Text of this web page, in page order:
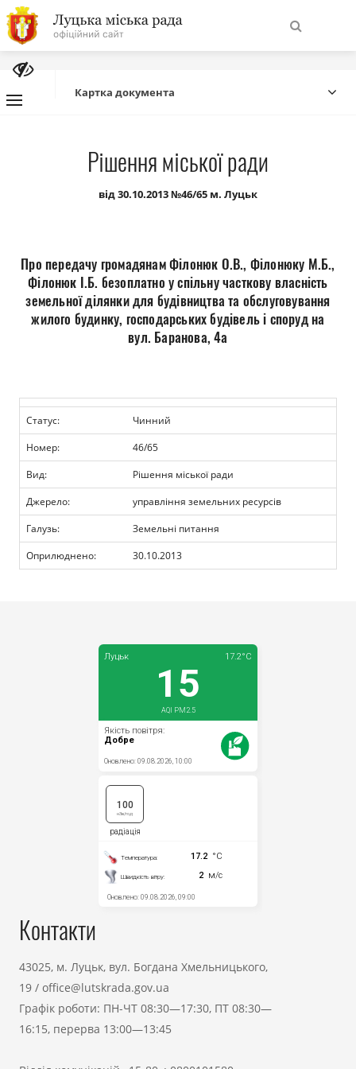
На
головну
сайту
Про місто
Міська влада
Бюджет
Публічна інформація
Документи
Картка документа
Рішення міської ради
від 30.10.2013 №46/65 м. Луцьк
Про передачу громадянам Філонюк О.В., Філонюку М.Б.,
Філонюк І.Б. безоплатно у спільну часткову власність
земельної ділянки для будівництва та обслуговування
жилого будинку, господарських будівель і споруд на
вул. Баранова, 4а
Статус:
Чинний
Номер:
46/65
Вид:
Рішення міської ради
Джерело:
управління земельних ресурсів
Галузь:
Земельні питання
Оприлюднено:
30.10.2013
Контакти
43025, м. Луцьк, вул. Богдана Хмельницького,
19 / office@lutskrada.gov.ua
Графік роботи: ПН-ЧТ 08:30—17:30, ПТ 08:30—
16:15, перерва 13:00—13:45